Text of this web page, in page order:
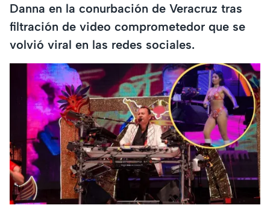
Danna en la conurbación de Veracruz tras
filtración de video comprometedor que se
volvió viral en las redes sociales.